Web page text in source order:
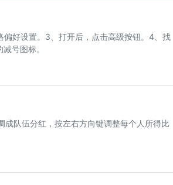
好设置。3、打开后，点击高级按钮。4、找
号图标。
成队伍分红，按左右方向键调整每个人所得比